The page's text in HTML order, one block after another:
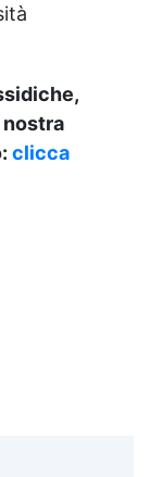
nostra
clicca